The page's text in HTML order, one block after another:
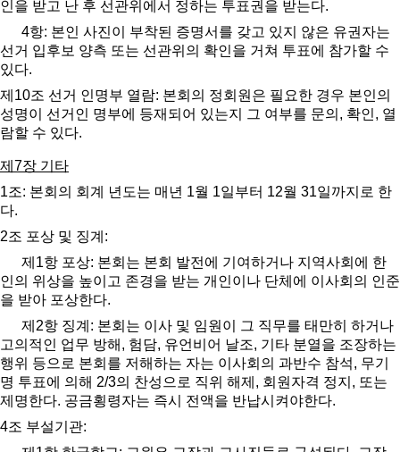
인을 받고 난 후 선관위에서 정하는 투표권을 받는다.
4항: 본인 사진이 부착된 증명서를 갖고 있지 않은 유권자는
선거 입후보 양측 또는 선관위의 확인을 거쳐 투표에 참가할 수
있다.
제 10조 선거 인명부 열람: 본회의 정회원은 필요한 경우 본인의
성명이 선거인 명부에 등재되어 있는지 그 여부를 문의 , 확인, 열
람할 수 있다.
제 7장 기타
1조: 본회의 회계 년도는 매년 1월 1일부터 12월 31일까지로 한
다.
2조 포상 및 징계 :
제 1항 포상: 본회는 본회 발전에 기여하거나 지역사회에 한
인의 위상을 높이고 존경을 받는 개인이나 단체에 이사회의 인준
을 받아 포상한다.
제 2항 징계 : 본회는 이사 및 임원이 그 직무를 태만히 하거나
고의적인 업무 방해 , 험담, 유언비어 날조, 기타 분열을 조장하는
행위 등으로 본회를 저해하는 자는 이사회의 과반수 참석, 무기
명 투표에 의해 2/3의 찬성으로 직위 해제 , 회원자격 정지 , 또는
제명한다. 공금횡령자는 즉시 전액을 반납시켜야한다.
4조 부설기관: